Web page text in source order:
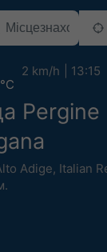
Pergine
Adige, Italian
2 km/h 13:15